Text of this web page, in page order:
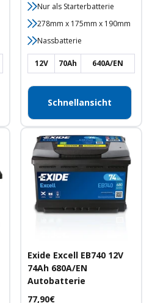
Nur als Starterbatterie
278mm x 175mm x 190mm
Nassbatterie
12V 70Ah 640A/EN
Schnellansicht
Exide Excell EB740 12V
74Ah 680A/EN
Autobatterie
Angebotspreis
77,90€